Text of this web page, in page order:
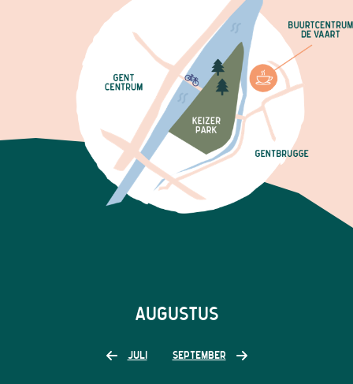
JULI
AUGUSTUS
SEPTEMBER